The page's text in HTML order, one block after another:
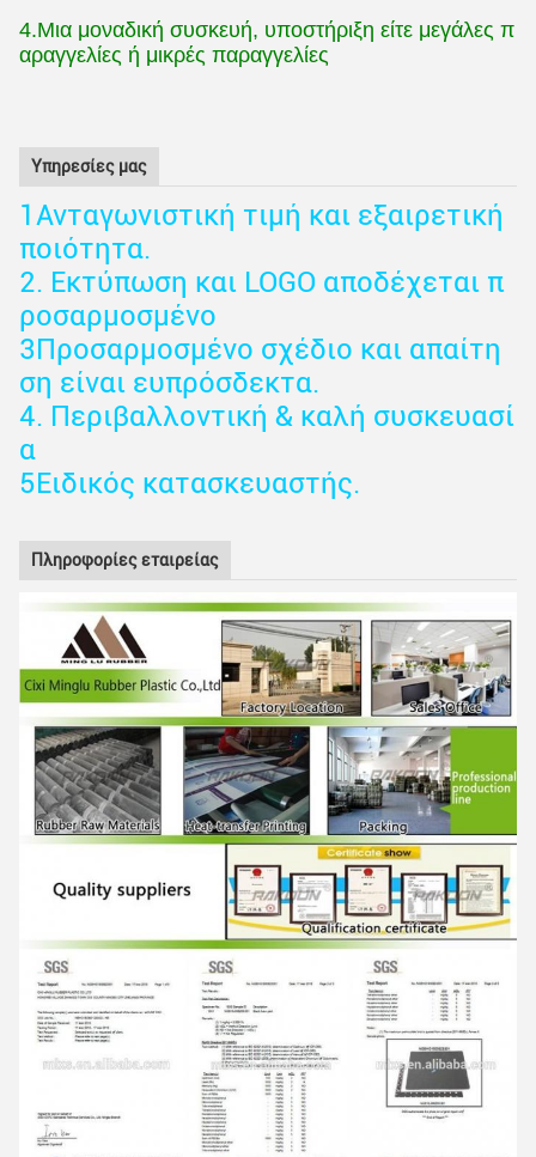
4.Μια μοναδική συσκευή, υποστήριξη είτε μεγάλες π
αραγγελίες ή μικρές παραγγελίες
Υπηρεσίες μας
1Ανταγωνιστική τιμή και εξαιρετική
ποιότητα.
2. Εκτύπωση και LOGO αποδέχεται π
ροσαρμοσμένο
3Προσαρμοσμένο σχέδιο και απαίτη
ση είναι ευπρόσδεκτα.
4. Περιβαλλοντική & καλή συσκευασί
α
5Ειδικός κατασκευαστής.
Πληροφορίες εταιρείας